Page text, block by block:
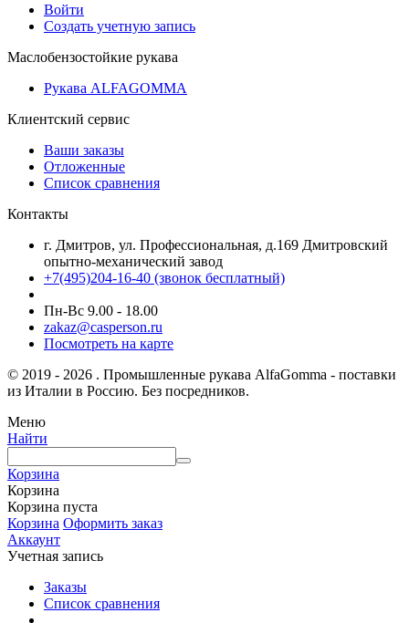
Войти
Создать учетную запись
Маслобензостойкие рукава
Рукава ALFAGOMMA
Клиентский сервис
Ваши заказы
Отложенные
Список сравнения
Контакты
г. Дмитров, ул. Профессиональная, д.169 Дмитровский
опытно-механический завод
+7(495)204-16-40 (звонок бесплатный)
Пн-Вс 9.00 - 18.00
zakaz@casperson.ru
Посмотреть на карте
© 2019 - 2026 . Промышленные рукава AlfaGomma - поставки
из Италии в Россию. Без посредников.
Меню
Найти
Корзина
Корзина
Корзина пуста
Корзина Оформить заказ
Аккаунт
Учетная запись
Заказы
Список сравнения